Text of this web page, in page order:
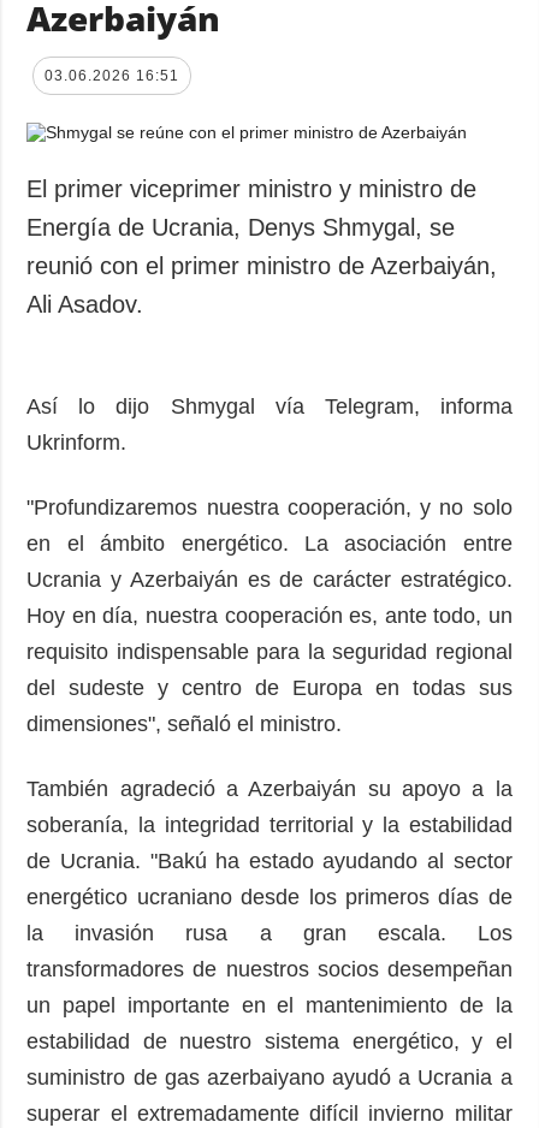
Azerbaiyán
03.06.2026 16:51
El primer viceprimer ministro y ministro de
Energía de Ucrania, Denys Shmygal, se
reunió con el primer ministro de Azerbaiyán,
Ali Asadov.
Así lo dijo Shmygal vía Telegram, informa
Ukrinform.
"Profundizaremos nuestra cooperación, y no solo
en el ámbito energético. La asociación entre
Ucrania y Azerbaiyán es de carácter estratégico.
Hoy en día, nuestra cooperación es, ante todo, un
requisito indispensable para la seguridad regional
del sudeste y centro de Europa en todas sus
dimensiones", señaló el ministro.
También agradeció a Azerbaiyán su apoyo a la
soberanía, la integridad territorial y la estabilidad
de Ucrania. "Bakú ha estado ayudando al sector
energético ucraniano desde los primeros días de
la invasión rusa a gran escala. Los
transformadores de nuestros socios desempeñan
un papel importante en el mantenimiento de la
estabilidad de nuestro sistema energético, y el
suministro de gas azerbaiyano ayudó a Ucrania a
superar el extremadamente difícil invierno militar